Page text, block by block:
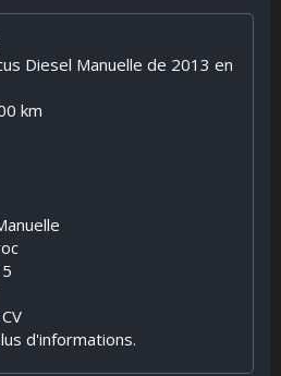
Diesel Manuelle de 2013 en
km
d'informations.